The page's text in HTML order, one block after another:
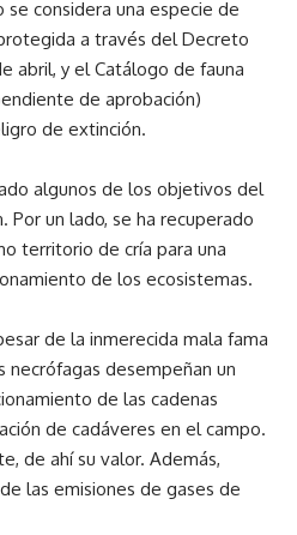
considera una especie de
a través del Decreto
abril, y el Catálogo de fauna
de aprobación)
de extinción.
algunos de los objetivos del
un lado, se ha recuperado
territorio de cría para una
de los ecosistemas.
de la inmerecida mala fama
necrófagas desempeñan un
de las cadenas
de cadáveres en el campo.
de ahí su valor. Además,
las emisiones de gases de